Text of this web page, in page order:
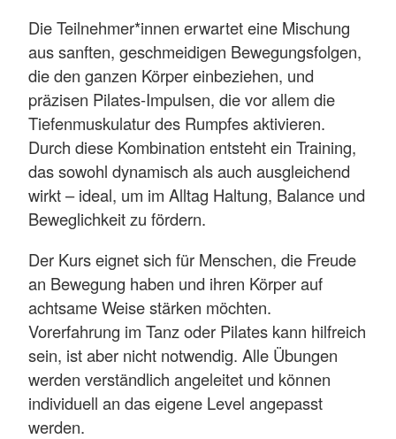
Die Teilnehmer*innen erwartet eine Mischung
aus sanften, geschmeidigen Bewegungsfolgen,
die den ganzen Körper einbeziehen, und
präzisen Pilates-Impulsen, die vor allem die
Tiefenmuskulatur des Rumpfes aktivieren.
Durch diese Kombination entsteht ein Training,
das sowohl dynamisch als auch ausgleichend
wirkt – ideal, um im Alltag Haltung, Balance und
Beweglichkeit zu fördern.
Der Kurs eignet sich für Menschen, die Freude
an Bewegung haben und ihren Körper auf
achtsame Weise stärken möchten.
Vorerfahrung im Tanz oder Pilates kann hilfreich
sein, ist aber nicht notwendig. Alle Übungen
werden verständlich angeleitet und können
individuell an das eigene Level angepasst
werden.